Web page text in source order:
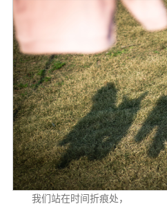
我们站在时间折痕处，